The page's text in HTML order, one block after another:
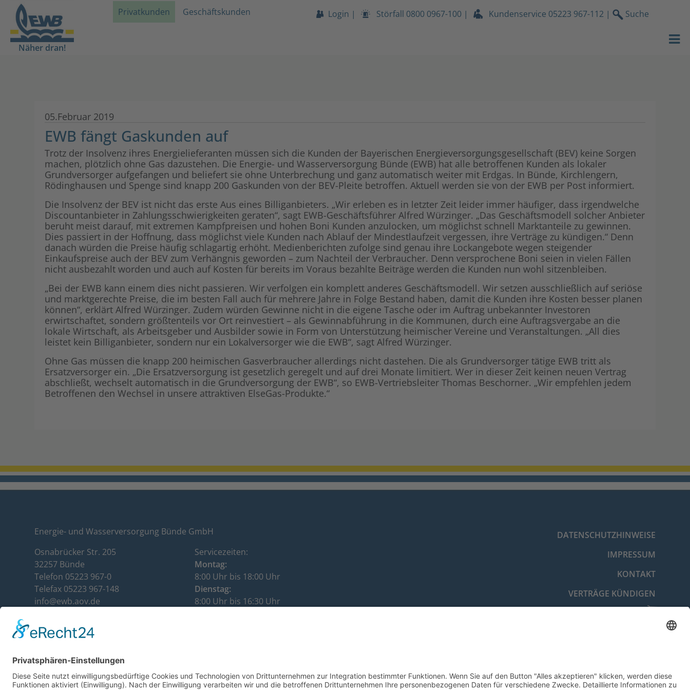
Näher dran!
Privatkunden Geschäftskunden Login | Störfall 0800 0967-100 | Kundenservice 05223 967-112 | Suche
05.Februar 2019
EWB fängt Gaskunden auf
Trotz der Insolvenz ihres Energielieferanten müssen sich die Kunden der Bayerischen Energieversorgungsgesellschaft (BEV) keine Sorgen
machen, plötzlich ohne Gas dazustehen. Die Energie- und Wasserversorgung Bünde (EWB) hat alle betroffenen Kunden als lokaler
Grundversorger aufgefangen und beliefert sie ohne Unterbrechung und ganz automatisch weiter mit Erdgas. In Bünde, Kirchlengern,
Rödinghausen und Spenge sind knapp 200 Gaskunden von der BEV-Pleite betroffen. Aktuell werden sie von der EWB per Post informiert.
Die Insolvenz der BEV ist nicht das erste Aus eines Billiganbieters. „Wir erleben es in letzter Zeit leider immer häufiger, dass irgendwelche
Discountanbieter in Zahlungsschwierigkeiten geraten“, sagt EWB-Geschäftsführer Alfred Würzinger. „Das Geschäftsmodell solcher Anbieter
beruht meist darauf, mit extremen Kampfpreisen und hohen Boni Kunden anzulocken, um möglichst schnell Marktanteile zu gewinnen.
Dies passiert in der Hoffnung, dass möglichst viele Kunden nach Ablauf der Mindestlaufzeit vergessen, ihre Verträge zu kündigen.“ Denn
danach würden die Preise häufig schlagartig erhöht. Medienberichten zufolge sind genau ihre Lockangebote wegen steigender
Einkaufspreise auch der BEV zum Verhängnis geworden – zum Nachteil der Verbraucher. Denn versprochene Boni seien in vielen Fällen
nicht ausbezahlt worden und auch auf Kosten für bereits im Voraus bezahlte Beiträge werden die Kunden nun wohl sitzenbleiben.
„Bei der EWB kann einem dies nicht passieren. Wir verfolgen ein komplett anderes Geschäftsmodell. Wir setzen ausschließlich auf seriöse
und marktgerechte Preise, die im besten Fall auch für mehrere Jahre in Folge Bestand haben, damit die Kunden ihre Kosten besser planen
können“, erklärt Alfred Würzinger. Zudem würden Gewinne nicht in die eigene Tasche oder im Auftrag unbekannter Investoren
erwirtschaftet, sondern größtenteils vor Ort reinvestiert – als Gewinnabführung in die Kommunen, durch eine Auftragsvergabe an die
lokale Wirtschaft, als Arbeitsgeber und Ausbilder sowie in Form von Unterstützung heimischer Vereine und Veranstaltungen. „All dies
leistet kein Billiganbieter, sondern nur ein Lokalversorger wie die EWB“, sagt Alfred Würzinger.
Ohne Gas müssen die knapp 200 heimischen Gasverbraucher allerdings nicht dastehen. Die als Grundversorger tätige EWB tritt als
Ersatzversorger ein. „Die Ersatzversorgung ist gesetzlich geregelt und auf drei Monate limitiert. Wer in dieser Zeit keinen neuen Vertrag
abschließt, wechselt automatisch in die Grundversorgung der EWB“, so EWB-Vertriebsleiter Thomas Beschorner. „Wir empfehlen jedem
Betroffenen den Wechsel in unsere attraktiven ElseGas-Produkte.“
Energie- und Wasserversorgung Bünde GmbH
Osnabrücker Str. 205
32257 Bünde
Telefon 05223 967-0
Telefax 05223 967-148
info@ewb.aov.de
Kundenservice: 05223 967-112
Servicezeiten:
Montag:
8:00 Uhr bis 18:00 Uhr
Dienstag:
8:00 Uhr bis 16:30 Uhr
DATENSCHUTZHINWEISE
IMPRESSUM
KONTAKT
VERTRÄGE KÜNDIGEN
© 2026 Energie- und
Über uns
Stromdach-
Shop
EWB Portrait
Lokales